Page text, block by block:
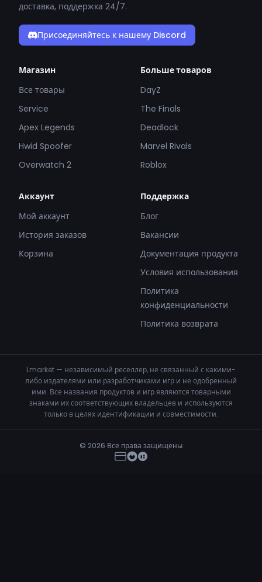
доставка, поддержка 24/7.
Присоединяйтесь к нашему Discord
Магазин
Все товары
Service
Apex Legends
Hwid Spoofer
Overwatch 2
Больше товаров
DayZ
The Finals
Deadlock
Marvel Rivals
Roblox
Аккаунт
Мой аккаунт
История заказов
Корзина
Поддержка
Блог
Вакансии
Документация продукта
Условия использования
Политика
конфиденциальности
Политика возврата
Lmarket — независимый реселлер, не связанный с какими-
либо издателями или разработчиками игр и не одобренный
ими. Все названия продуктов и игр являются товарными
знаками их соответствующих владельцев и используются
только в целях идентификации и совместимости.
© 2026 Все права защищены